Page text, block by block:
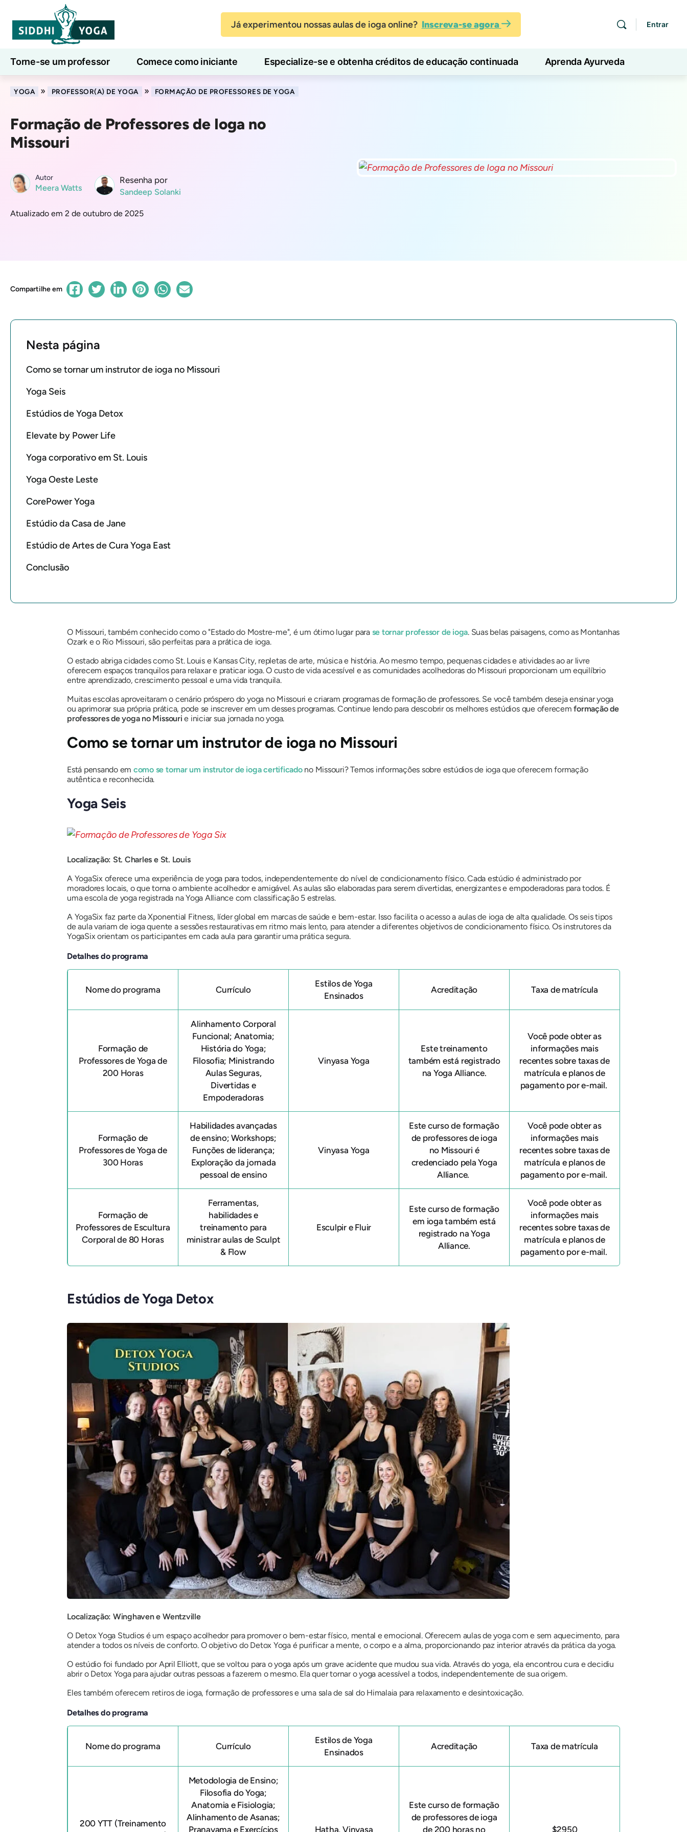
Já experimentou nossas aulas de ioga online? Inscreva-se agora Entrar
Torne-se um professor Comece como iniciante Especialize-se e obtenha créditos de educação continuada Aprenda Ayurveda
Aulas de ioga online 7 Dias de Bem-Estar Blog Aprender
YOGA » PROFESSOR(A) DE YOGA » FORMAÇÃO DE PROFESSORES DE YOGA
Formação de Professores de Ioga no
Missouri
Autor
Meera Watts
Resenha por
Sandeep Solanki
Atualizado em 2 de outubro de 2025
Compartilhe em
Nesta página
Como se tornar um instrutor de ioga no Missouri
Yoga Seis
Estúdios de Yoga Detox
Elevate by Power Life
Yoga corporativo em St. Louis
Yoga Oeste Leste
CorePower Yoga
Estúdio da Casa de Jane
Estúdio de Artes de Cura Yoga East
Conclusão
O Missouri, também conhecido como o "Estado do Mostre-me", é um ótimo lugar para se tornar professor de ioga. Suas belas paisagens, como as Montanhas
Ozark e o Rio Missouri, são perfeitas para a prática de ioga.
O estado abriga cidades como St. Louis e Kansas City, repletas de arte, música e história. Ao mesmo tempo, pequenas cidades e atividades ao ar livre
oferecem espaços tranquilos para relaxar e praticar ioga. O custo de vida acessível e as comunidades acolhedoras do Missouri proporcionam um equilíbrio
entre aprendizado, crescimento pessoal e uma vida tranquila.
Muitas escolas aproveitaram o cenário próspero do yoga no Missouri e criaram programas de formação de professores. Se você também deseja ensinar yoga
ou aprimorar sua própria prática, pode se inscrever em um desses programas. Continue lendo para descobrir os melhores estúdios que oferecemformação de
professores de yoga no Missouri e iniciar sua jornada no yoga.
Como se tornar um instrutor de ioga no Missouri
Está pensando em como se tornar um instrutor de ioga certificadono Missouri? Temos informações sobre estúdios de ioga que oferecem formação
autêntica e reconhecida.
Yoga Seis
Localização: St. Charles e St. Louis
A YogaSix oferece uma experiência de yoga para todos, independentemente do nível de condicionamento físico. Cada estúdio é administrado por
moradores locais, o que torna o ambiente acolhedor e amigável. As aulas são elaboradas para serem divertidas, energizantes e empoderadoras para todos. É
uma escola de yoga registrada na Yoga Alliance com classificação 5 estrelas.
A YogaSix faz parte da Xponential Fitness, líder global em marcas de saúde e bem-estar. Isso facilita o acesso a aulas de ioga de alta qualidade. Os seis tipos
de aula variam de ioga quente a sessões restaurativas em ritmo mais lento, para atender a diferentes objetivos de condicionamento físico. Os instrutores da
YogaSix orientam os participantes em cada aula para garantir uma prática segura.
Detalhes do programa
Nome do programa Currículo
Estilos de Yoga
Ensinados
Acreditação Taxa de matrícula
Formação de
Professores de Yoga de
200 Horas
Alinhamento Corporal
Funcional; Anatomia;
História do Yoga;
Filosofia; Ministrando
Aulas Seguras,
Divertidas e
Empoderadoras
Vinyasa Yoga
Este treinamento
também está registrado
na Yoga Alliance.
Você pode obter as
informações mais
recentes sobre taxas de
matrícula e planos de
pagamento por e-mail.
Formação de
Professores de Yoga de
300 Horas
Habilidades avançadas
de ensino; Workshops;
Funções de liderança;
Exploração da jornada
pessoal de ensino
Vinyasa Yoga
Este curso de formação
de professores de ioga
no Missouri é
credenciado pela Yoga
Alliance.
Você pode obter as
informações mais
recentes sobre taxas de
matrícula e planos de
pagamento por e-mail.
Formação de
Professores de Escultura
Corporal de 80 Horas
Ferramentas,
habilidades e
treinamento para
ministrar aulas de Sculpt
& Flow
Esculpir e Fluir
Este curso de formação
em ioga também está
registrado na Yoga
Alliance.
Você pode obter as
informações mais
recentes sobre taxas de
matrícula e planos de
pagamento por e-mail.
Estúdios de Yoga Detox
Localização: Winghaven e Wentzville
O Detox Yoga Studios é um espaço acolhedor para promover o bem-estar físico, mental e emocional. Oferecem aulas de yoga com e sem aquecimento, para
atender a todos os níveis de conforto. O objetivo do Detox Yoga é purificar a mente, o corpo e a alma, proporcionando paz interior através da prática da yoga.
O estúdio foi fundado por April Elliott, que se voltou para o yoga após um grave acidente que mudou sua vida. Através do yoga, ela encontrou cura e decidiu
abrir o Detox Yoga para ajudar outras pessoas a fazerem o mesmo. Ela quer tornar o yoga acessível a todos, independentemente de sua origem.
Eles também oferecem retiros de ioga, formação de professores e uma sala de sal do Himalaia para relaxamento e desintoxicação.
Detalhes do programa
Nome do programa Currículo
Estilos de Yoga
Ensinados
Acreditação Taxa de matrícula
200 YTT (Treinamento
Metodologia de Ensino;
Filosofia do Yoga;
Anatomia e Fisiologia;
Alinhamento de Asanas;
Pranayama e Exercícios
Hatha, Vinyasa
Este curso de formação
de professores de ioga
de 200 horas no
$2950